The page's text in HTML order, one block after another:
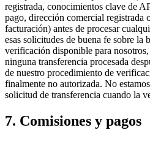
registrada, conocimientos clave de
pago, dirección comercial registrada
facturación) antes de procesar
esas solicitudes de buena fe sobre la
verificación disponible para
ninguna transferencia procesada
de nuestro procedimiento de
finalmente no autorizada. No
solicitud de transferencia cuando la
7. Comisiones y pagos